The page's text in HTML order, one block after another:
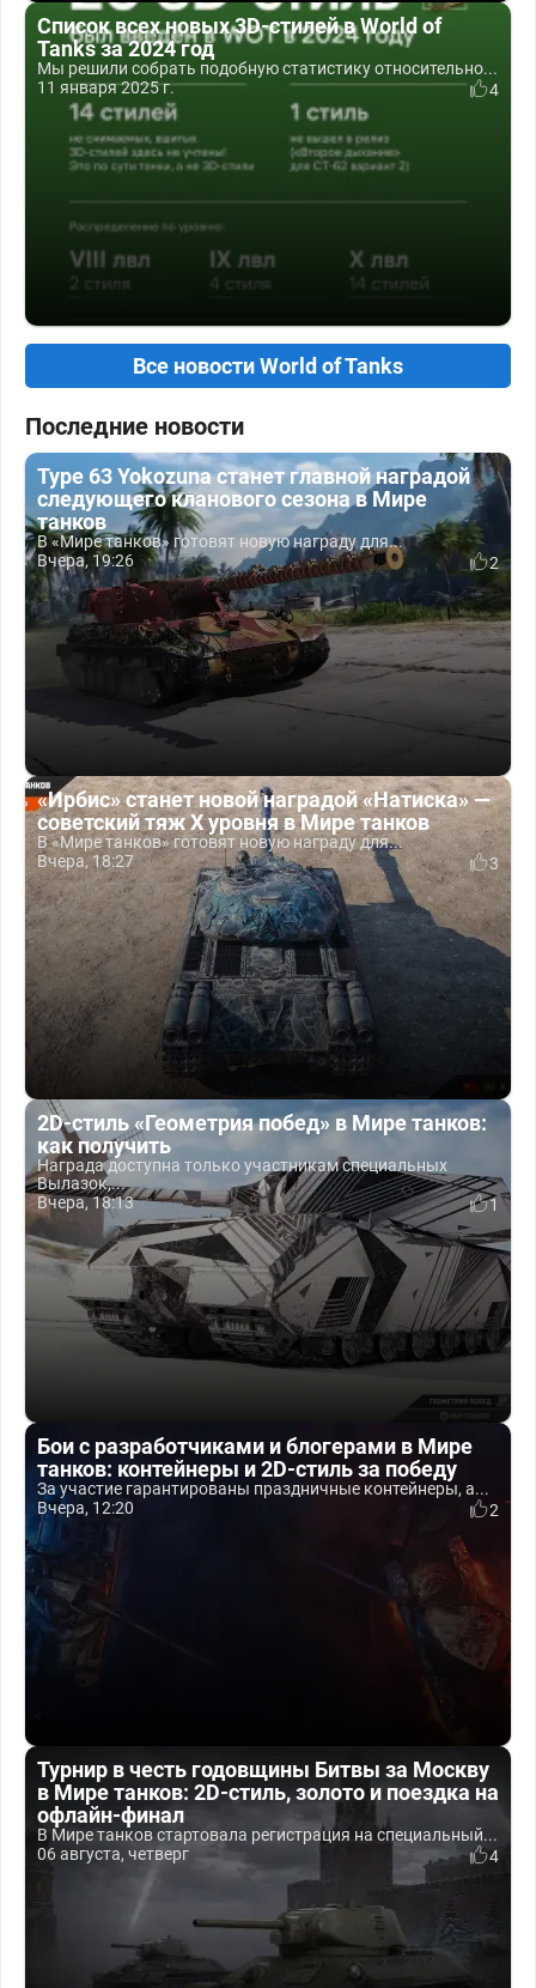
Список всех новых 3D-стилей в World of
Tanks за 2024 год
Мы решили собрать подобную статистику относительно...
11 января 2025 г.
4
Все новости World of Tanks
Последние новости
Type 63 Yokozuna станет главной наградой
следующего кланового сезона в Мире
танков
В «Мире танков» готовят новую награду для...
Вчера, 19:26
2
«Ирбис» станет новой наградой «Натиска» —
советский тяж X уровня в Мире танков
В «Мире танков» готовят новую награду для...
Вчера, 18:27
3
2D-стиль «Геометрия побед» в Мире танков:
как получить
Награда доступна только участникам специальных
Вылазок,...
Вчера, 18:13
1
Бои с разработчиками и блогерами в Мире
танков: контейнеры и 2D-стиль за победу
За участие гарантированы праздничные контейнеры, а...
Вчера, 12:20
2
Турнир в честь годовщины Битвы за Москву
в Мире танков: 2D-стиль, золото и поездка на
офлайн-финал
В Мире танков стартовала регистрация на специальный...
06 августа, четверг
4